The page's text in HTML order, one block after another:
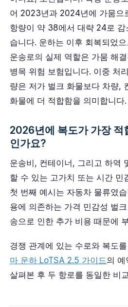
어 2023년과 2024년에 가뭄으
항량이 약 38에서 대략 24로 감
습니다. 운하는 이후 회복되었
운송로의 실제 역할은 가뭄 해
병목 위험 보험입니다. 이중 처
량은 저가 벌크 화물보다 차량,
화물에 더 적합함을 의미합니다.
2026년에 복도가 가장 적
인가요?
운송비, 컨테이너, 그리고 하역
할 수 있는 고가치 또는 시간 민
첫 번째 예시는 자동차 물류였
용에 의존하는 가격 민감성 벌
송으로 인한 추가 비용 때문에
경쟁 관계에 있는 수로와 복도
마 운하 LoTSA 2.5 가이드의 예
살펴본 후 두 항로를 동일한 비